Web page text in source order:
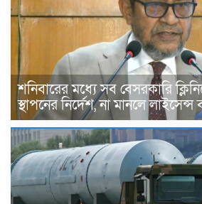
শনিবারের মধ্যে সব বেসরকারি
স্থাপনের নির্দেশ, না মানলে লাইসেন্স